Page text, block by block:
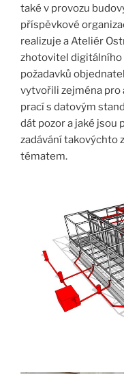
také v provozu
příspěvkové
realizuje a Ateliér
zhotovitel digitálního
požadavků
vytvořili zejména pro
prací s datovým
dát pozor a jaké jsou
zadávání takovýchto
tématem.